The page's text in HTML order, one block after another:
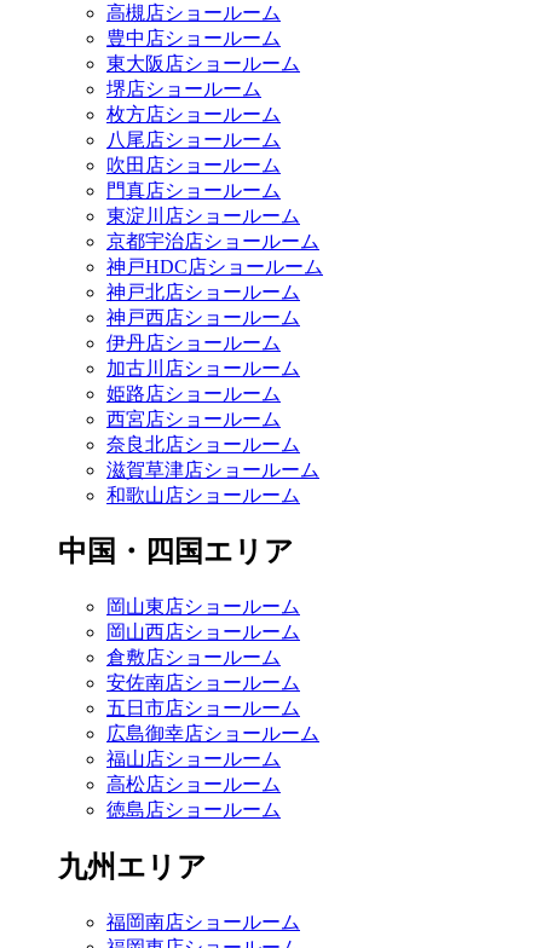
高槻店ショールーム
豊中店ショールーム
東大阪店ショールーム
堺店ショールーム
枚方店ショールーム
八尾店ショールーム
吹田店ショールーム
門真店ショールーム
東淀川店ショールーム
京都宇治店ショールーム
神戸HDC店ショールーム
神戸北店ショールーム
神戸西店ショールーム
伊丹店ショールーム
加古川店ショールーム
姫路店ショールーム
西宮店ショールーム
奈良北店ショールーム
滋賀草津店ショールーム
和歌山店ショールーム
中国・四国エリア
岡山東店ショールーム
岡山西店ショールーム
倉敷店ショールーム
安佐南店ショールーム
五日市店ショールーム
広島御幸店ショールーム
福山店ショールーム
高松店ショールーム
徳島店ショールーム
九州エリア
福岡南店ショールーム